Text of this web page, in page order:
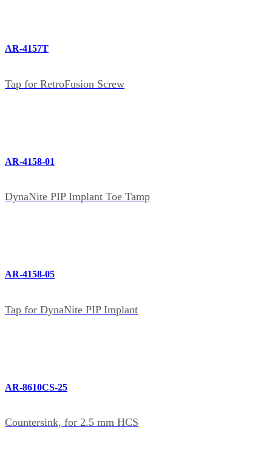
AR-4157T
Tap for RetroFusion Screw
AR-4158-01
DynaNite PIP Implant Toe Tamp
AR-4158-05
Tap for DynaNite PIP Implant
AR-8610CS-25
Countersink, for 2.5 mm HCS